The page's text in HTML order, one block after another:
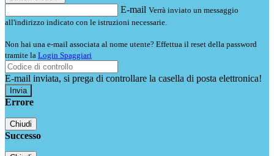
E-mail Verrà inviato un messaggio
all'indirizzo indicato con le istruzioni necessarie.
Non hai una e-mail associata al nome utente? Effettua il reset della password
tramite la Login Spaggiari
E-mail inviata, si prega di controllare la casella di posta elettronica!
Errore
Chiudi
Successo